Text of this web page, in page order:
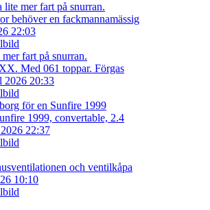
lite mer fart på snurran.
behöver en fackmannamässig
22:03
fart på snurran.
Med 061 toppar. Förgas
2026 20:33
för en Sunfire 1999
1999, convertable, 2.4
22:37
och ventilkåpa
10:10